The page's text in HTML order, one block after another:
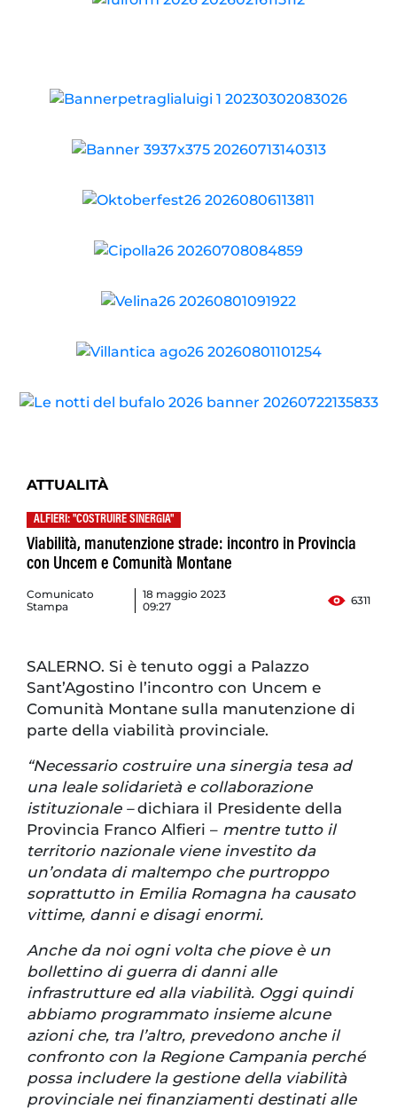
ATTUALITÀ
ALFIERI: "COSTRUIRE SINERGIA"
Viabilità, manutenzione strade: incontro in Provincia
con Uncem e Comunità Montane
Comunicato
Stampa
18 maggio 2023
09:27
6311
SALERNO. Si è tenuto oggi a Palazzo
Sant’Agostino l’incontro con Uncem e
Comunità Montane sulla manutenzione di
parte della viabilità provinciale.
“Necessario costruire una sinergia tesa ad
una leale solidarietà e collaborazione
istituzionale –dichiara il Presidente della
Provincia Franco Alfieri – mentre tutto il
territorio nazionale viene investito da
un’ondata di maltempo che purtroppo
soprattutto in Emilia Romagna ha causato
vittime, danni e disagi enormi.
Anche da noi ogni volta che piove è un
bollettino di guerra di danni alle
infrastrutture ed alla viabilità. Oggi quindi
abbiamo programmato insieme alcune
azioni che, tra l’altro, prevedono anche il
confronto con la Regione Campania perché
possa includere la gestione della viabilità
provinciale nei finanziamenti destinati alle